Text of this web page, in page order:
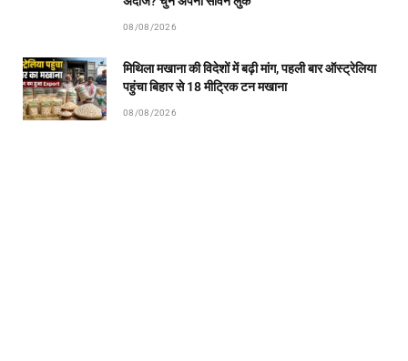
08/08/2026
मिथिला मखाना की विदेशों में बढ़ी मांग, पहली बार ऑस्ट्रेलिया
पहुंचा बिहार से 18 मीट्रिक टन मखाना
08/08/2026